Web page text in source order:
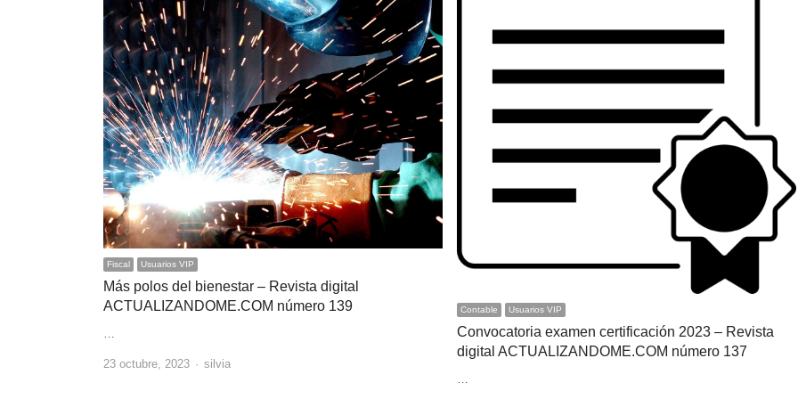
Fiscal Usuarios VIP
Más polos del bienestar – Revista digital
ACTUALIZANDOME.COM número 139
23 octubre, 2023 Author
silvia
Contable Usuarios VIP
Convocatoria examen certificación 2023 – Revista
digital ACTUALIZANDOME.COM número 137